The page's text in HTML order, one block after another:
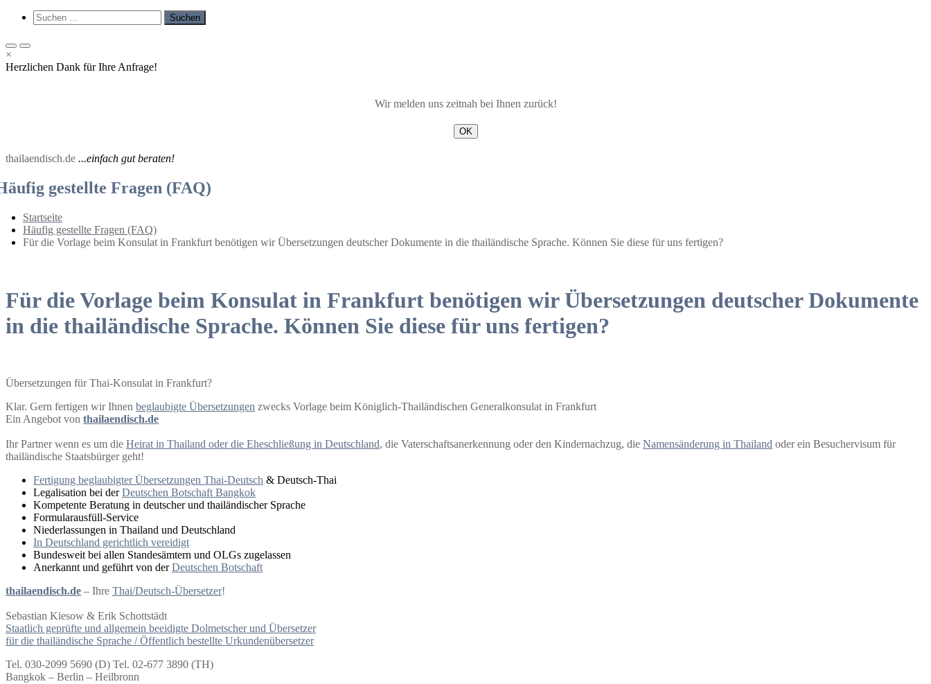
Such-
Formular
Suchen
nach:
Primäres
Menü
für
Primäres
Menü
für
×
Herzlichen Dank für Ihre Anfrage!
Wir melden uns zeitnah bei Ihnen zurück!
OK
thailaendisch.de ...einfach gut beraten!
gestellte Fragen (FAQ)
Startseite
Häufig gestellte Fragen (FAQ)
Für die Vorlage beim Konsulat in Frankfurt benötigen wir Übersetzungen deutscher Dokumente in die thailändische Sprache. Können Sie diese für uns fertigen?
Für die Vorlage beim Konsulat in Frankfurt benötigen wir Übersetzungen deutscher Dokumente
in die thailändische Sprache. Können Sie diese für uns fertigen?
Übersetzungen für Thai-Konsulat in Frankfurt?
Klar. Gern fertigen wir Ihnen beglaubigte Übersetzungen zwecks Vorlage beim Königlich-Thailändischen Generalkonsulat in Frankfurt
Ein Angebot von thailaendisch.de
Ihr Partner wenn es um die Heirat in Thailand oder die Eheschließung in Deutschland, die Vaterschaftsanerkennung oder den Kindernachzug, die Namensänderung in Thailand oder ein Besuchervisum für
thailändische Staatsbürger geht!
Fertigung beglaubigter Übersetzungen Thai-Deutsch & Deutsch-Thai
Legalisation bei derDeutschen Botschaft Bangkok
Kompetente Beratung in deutscher und thailändischer Sprache
Formularausfüll-Service
Niederlassungen in Thailand und Deutschland
In Deutschland gerichtlich vereidigt
Bundesweit bei allen Standesämtern und OLGs zugelassen
Anerkannt und geführt von derDeutschen Botschaft
thailaendisch.de – Ihre Thai/Deutsch-Übersetzer!
Sebastian Kiesow & Erik Schottstädt
Staatlich geprüfte und allgemein beeidigte Dolmetscher und Übersetzer
für die thailändische Sprache / Öffentlich bestellte Urkundenübersetzer
Tel. 030-2099 5690 (D) Tel. 02-677 3890 (TH)
Bangkok – Berlin – Heilbronn